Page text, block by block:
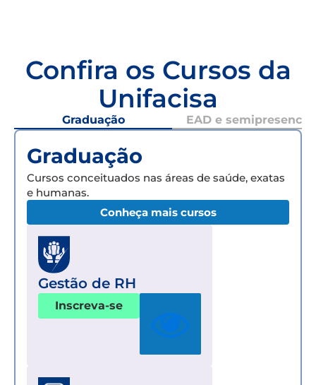
Confira os Cursos da
Unifacisa
Graduação EAD e semipresencial
Graduação
Cursos conceituados nas áreas de saúde, exatas
e humanas.
Conheça mais cursos
Gestão de RH
Inscreva-se